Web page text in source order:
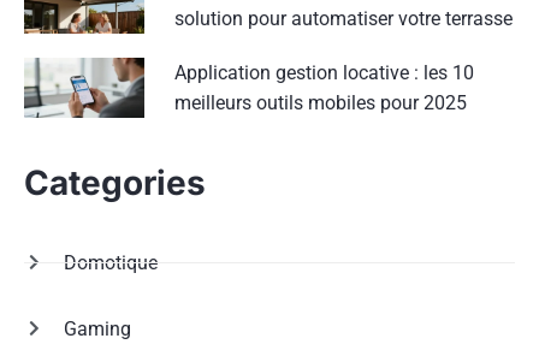
solution pour automatiser votre terrasse
Application gestion locative : les 10
meilleurs outils mobiles pour 2025
Categories
Domotique
Gaming